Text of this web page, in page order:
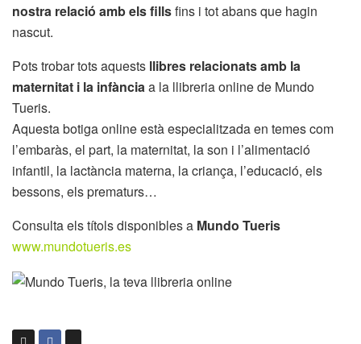
nostra relació amb els fillsfins i tot abans que hagin
nascut.
Pots trobar tots aquests llibres relacionats amb la
maternitat i la infànciaa la llibreria online de Mundo
Tueris.
Aquesta botiga online està especialitzada en temes com
l’embaràs, el part, la maternitat, la son i l’alimentació
infantil, la lactància materna, la criança, l’educació, els
bessons, els prematurs…
Consulta els títols disponibles a Mundo Tueris
www.mundotueris.es